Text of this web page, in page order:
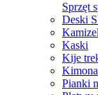
Sprzęt
Deski
Kaski
Kije
Kimona
Pianki